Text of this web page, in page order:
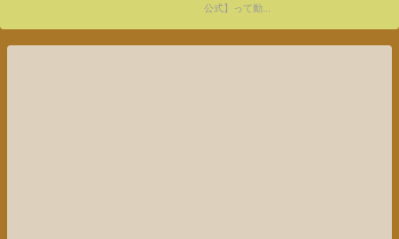
公式】って動...